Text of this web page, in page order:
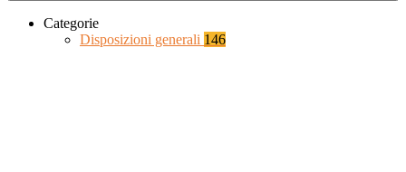
Categorie
Disposizioni generali 146